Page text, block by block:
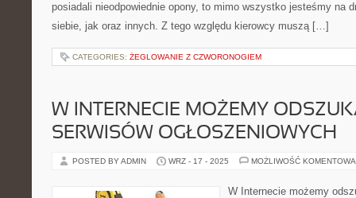
posiadali nieodpowiednie opony, to mimo wszystko jesteśmy na
siebie, jak oraz innych. Z tego względu kierowcy muszą […]
CATEGORIES: ŻEGLOWANIE Z CZWORONOGIEM
W INTERNECIE MOŻEMY
SERWISÓW OGŁOSZENIOWYCH
POSTED BY ADMIN WRZ - 17 - 2025 MOŻLIWOŚĆ
W Internecie możemy